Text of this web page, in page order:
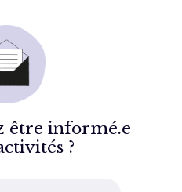
être informé.e
?